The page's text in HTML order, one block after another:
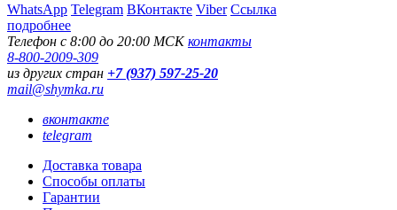
WhatsApp Telegram ВКонтакте Viber Ссылка
подробнее
Телефон с 8:00 до 20:00 МСКконтакты
8-800-2009-309
из других стран +7 (937) 597-25-20
mail@shymka.ru
вконтакте
telegram
Доставка товара
Способы оплаты
Гарантии